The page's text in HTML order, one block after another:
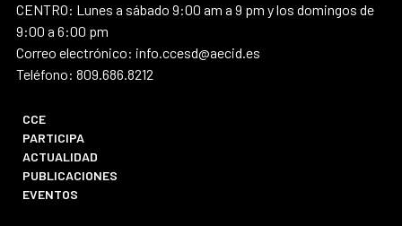
CENTRO: Lunes a sábado 9:00 am a 9 pm y los domingos de
9:00 a 6:00 pm
Correo electrónico: info.ccesd@aecid.es
Teléfono: 809.686.8212
CCE
PARTICIPA
ACTUALIDAD
PUBLICACIONES
EVENTOS